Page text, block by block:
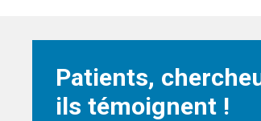
Patients,
ils témoignent !